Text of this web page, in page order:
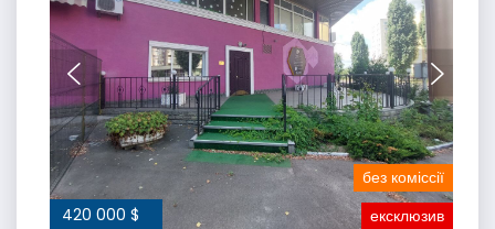
420 000 $ ексклюзив
без коміссії